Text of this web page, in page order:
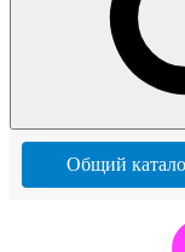
Общий